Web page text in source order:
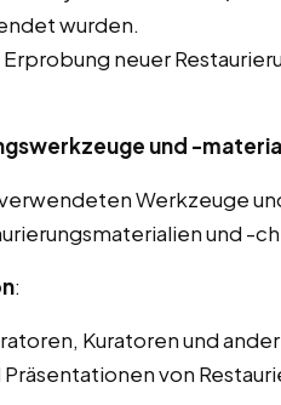
wurden.
neuer
und -
Werkzeuge
und -
:
Kuratoren und
von